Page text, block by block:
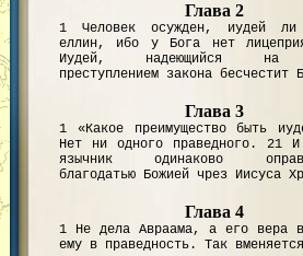
Глава 2
1 Человек осужден, иудей
еллин, ибо у Бога нет
Иудей, надеющийся на
преступлением закона бесчестит
Глава 3
1 «Какое преимущество быть
Нет ни одного праведного. 21
язычник одинаково
благодатью Божией чрез Иисуса
Глава 4
1 Не дела Авраама, а его вера
ему в праведность. Так